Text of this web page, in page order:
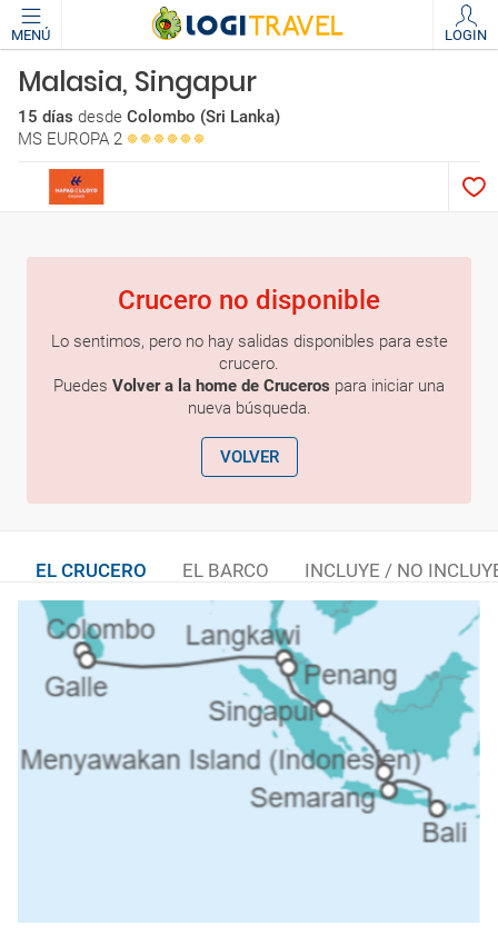
MENÚ LOGIN
Malasia, Singapur
15 días desde Colombo (Sri Lanka)
MS EUROPA 2
Crucero no disponible
Lo sentimos, pero no hay salidas disponibles para este
crucero.
Puedes Volver a la home de Cruceros para iniciar una
nueva búsqueda.
VOLVER
EL CRUCERO EL BARCO INCLUYE / NO